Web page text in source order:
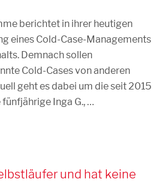
berichtet in ihrer heutigen
eines Cold-Case-Managements
Demnach sollen
Cold-Cases von anderen
geht es dabei um die seit 2015
Inga G., …
und hat keine